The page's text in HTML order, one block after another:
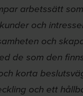
arbetssätt
och
och
de som den
korta
och ett